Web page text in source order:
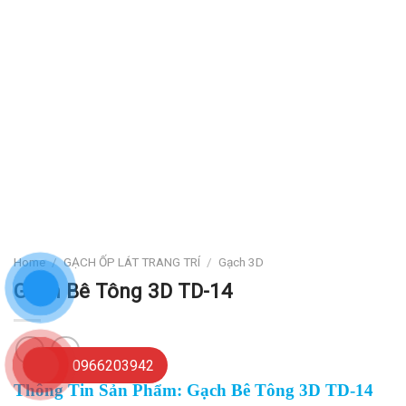
Home / GẠCH ỐP LÁT TRANG TRÍ / Gạch 3D
Gạch Bê Tông 3D TD-14
Thông Tin Sản Phẩm: Gạch Bê Tông 3D TD-14
0966203942